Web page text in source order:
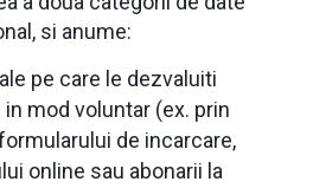
si anume:
pe care le dezvaluiti
in mod voluntar (ex. prin
de incarcare,
online sau abonarii la